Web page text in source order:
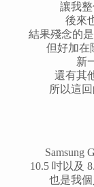
讓我
後來
結果殘念的
但好加在
新
還有其
所以這
Samsung
10.5 吋以及
也是我